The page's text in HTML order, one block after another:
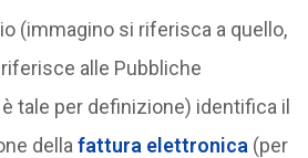
(immagino si riferisca a quello,
alle Pubbliche
tale per definizione) identifica il
della fattura elettronica (per